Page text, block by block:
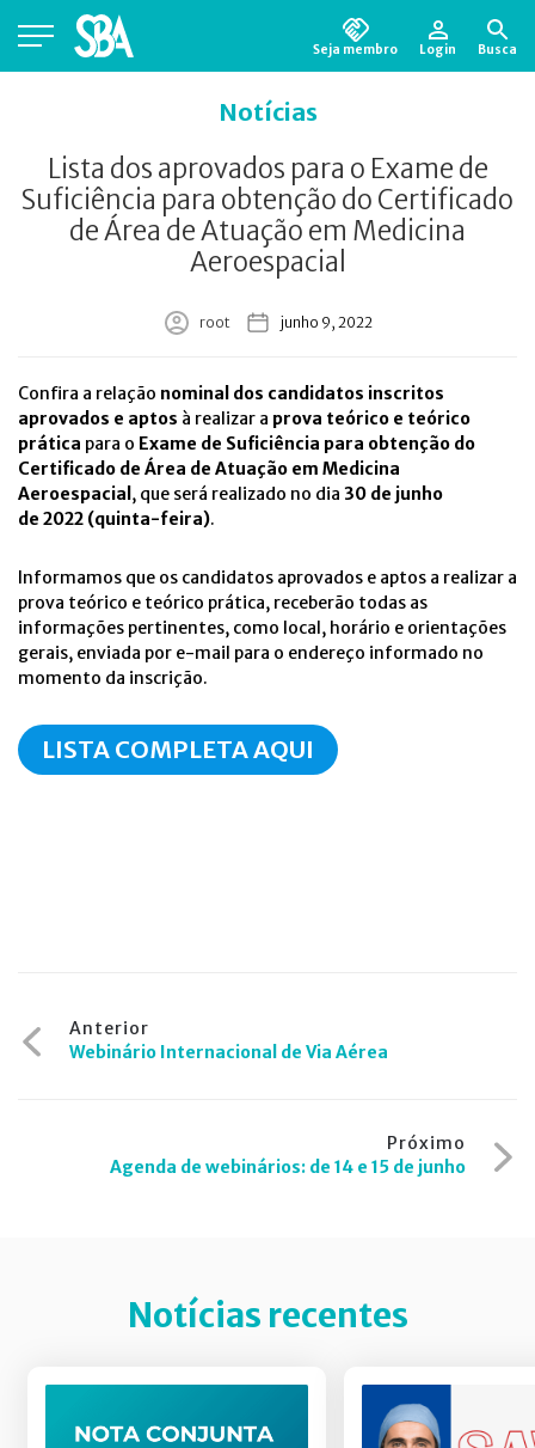
Seja membro Login Busca
Notícias
Lista dos aprovados para o Exame de
Suficiência para obtenção do Certificado
de Área de Atuação em Medicina
Aeroespacial
root junho 9, 2022
Confira a relação nominal dos candidatos inscritos
aprovados e aptos à realizar a prova teórico e teórico
prática para o Exame de Suficiência para obtenção do
Certificado de Área de Atuação em Medicina
Aeroespacial , que será realizado no dia 30 de junho
de 2022 (quinta-feira).
Informamos que os candidatos aprovados e aptos a realizar a
prova teórico e teórico prática, receberão todas as
informações pertinentes, como local, horário e orientações
gerais, enviada por e-mail para o endereço informado no
momento da inscrição.
LISTA COMPLETA AQUI
Navegação
de
Anterior
Webinário Internacional de Via Aérea
Próximo
Agenda de webinários: de 14 e 15 de junho
Notícias recentes